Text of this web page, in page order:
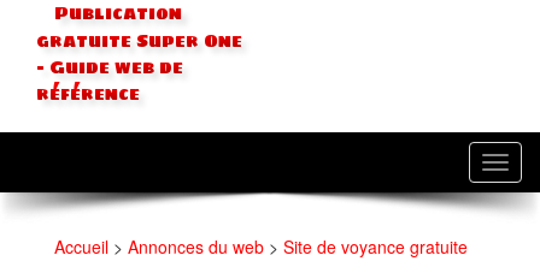
Publication
gratuite Super One
- Guide web de
référence
Accueil > Annonces du web > Site de voyance gratuite